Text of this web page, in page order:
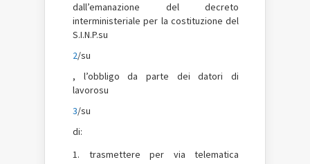
dall’emanazione del decreto
interministeriale per la costituzione del
S.I.N.P.su
2/su
, l’obbligo da parte dei datori di
lavorosu
3/su
di:
trasmettere per via telematica